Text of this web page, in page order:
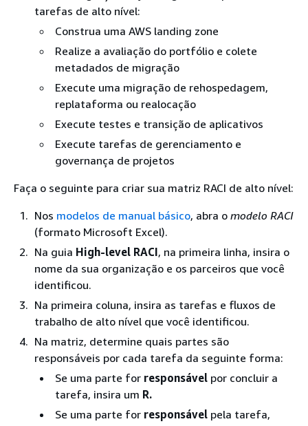
tarefas de alto nível:
Construa uma AWS landing zone
Realize a avaliação do portfólio e colete
metadados de migração
Execute uma migração de rehospedagem,
replataforma ou realocação
Execute testes e transição de aplicativos
Execute tarefas de gerenciamento e
governança de projetos
Faça o seguinte para criar sua matriz RACI de alto nível:
Nos modelos de manual básico, abra o modelo RACI
(formato Microsoft Excel).
Na guia High-level RACI, na primeira linha, insira o
nome da sua organização e os parceiros que você
identificou.
Na primeira coluna, insira as tarefas e fluxos de
trabalho de alto nível que você identificou.
Na matriz, determine quais partes são
responsáveis por cada tarefa da seguinte forma:
Se uma parte for responsável por concluir a
tarefa, insira um R.
Se uma parte for responsável pela tarefa,